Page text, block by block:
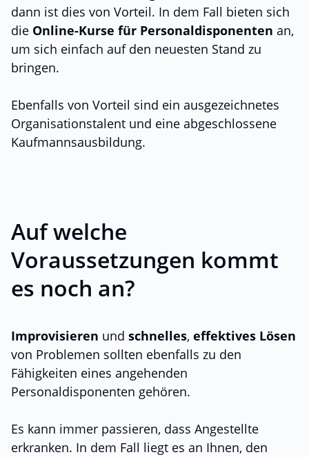
dann ist dies von Vorteil. In dem Fall bieten sich
die Online-Kurse für Personaldisponenten an,
um sich einfach auf den neuesten Stand zu
bringen.
Ebenfalls von Vorteil sind ein ausgezeichnetes
Organisationstalent und eine abgeschlossene
Kaufmannsausbildung.
Auf welche
Voraussetzungen kommt
es noch an?
Improvisieren und schnelles, effektives Lösen
von Problemen sollten ebenfalls zu den
Fähigkeiten eines angehenden
Personaldisponenten gehören.
Es kann immer passieren, dass Angestellte
erkranken. In dem Fall liegt es an Ihnen, den